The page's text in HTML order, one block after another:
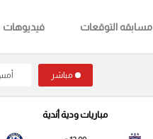
مسابقه التوقعات فيديوهات
مباشر
مباريات ودية أندية